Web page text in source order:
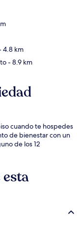
4.8 km
- 8.9 km
cuando te hospedes
de bienestar con un
de los 12